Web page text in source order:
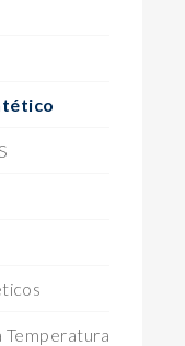
Temperatura